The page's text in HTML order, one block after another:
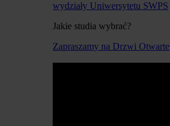
wydziały Uniwersytetu SWPS
Jakie studia wybrać?
Zapraszamy na Drzwi Otwarte